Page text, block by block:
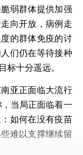
弱群体提供加强
向开放，病例走
的群体免疫的讨
们仍在等待接种
标十分遥远。
亚正面临大流行
当局正面临着一
如何在没有疫苗
难以支撑继续留